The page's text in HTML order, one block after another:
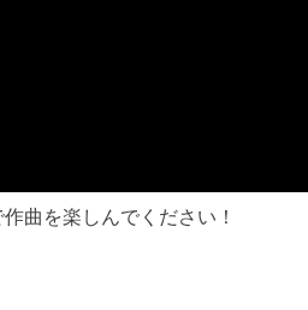
曲を楽しんでください！